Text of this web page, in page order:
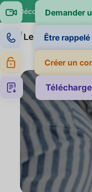
🔍 Découvrez si vos
Produit
Demander
Être rappelé
Créer un